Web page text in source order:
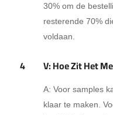
30% om de
resterende 70%
voldaan.
4 V: Hoe Zit Het
A: Voor samples
klaar te maken.